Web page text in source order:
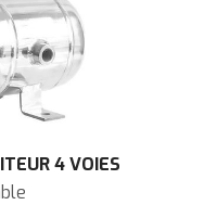
4 VOIES